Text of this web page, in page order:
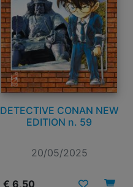
DETECTIVE CONAN NEW
EDITION n. 59
20/05/2025
€ 6,50